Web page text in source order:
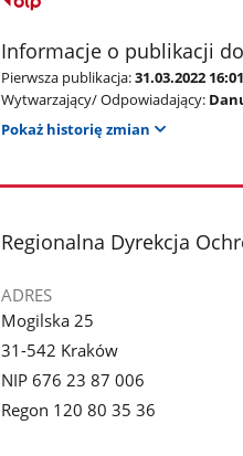
Informacje o publikacji
Pierwsza publikacja:31.03.2022
Wytwarzający/ Odpowiadający:
Pokaż historię zmian
stopka
Regionalna Dyrekcja
ADRES
Mogilska 25
31-542 Kraków
NIP 676 23 87 006
Regon 120 80 35 36